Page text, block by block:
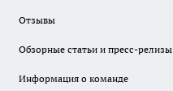
Отзывы
Обзорные статьи и пресс-релизы
Информация о команде